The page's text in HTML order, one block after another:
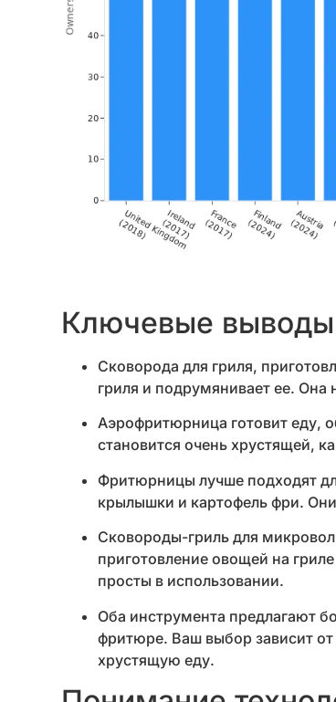
Ключевые выводы
Сковорода для гриля,
гриля и подрумянивает ее. Она
Аэрофритюрница готовит еду,
становится очень хрустящей,
Фритюрницы лучше подходят
крылышки и картофель фри.
Сковороды-гриль для
приготовление овощей на
просты в использовании.
Оба инструмента предлагают
фритюре. Ваш выбор зависит
хрустящую еду.